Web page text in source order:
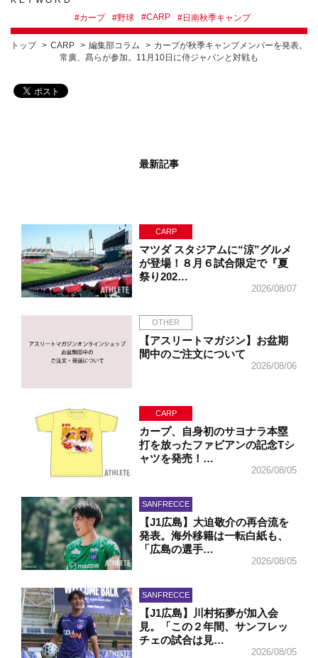
#カープ #野球 #CARP #日南秋季キャンプ
トップ CARP 編集部コラム
カープが秋季キャンプメンバーを発表。
常廣、髙らが参加。11月10日に侍ジャパンと対戦も
最新記事
CARP
マツダ スタジアムに“涼”グルメ
が登場！８月６試合限定で『夏
祭り202…
2026/08/07
OTHER
【アスリートマガジン】お盆期
間中のご注文について
2026/08/06
CARP
カープ、自身初のサヨナラ本塁
打を放ったファビアンの記念Tシ
ャツを発売！…
2026/08/05
SANFRECCE
【J1広島】大迫敬介の再合流を
発表。海外移籍は一転白紙も、
「広島の選手…
2026/08/05
SANFRECCE
【J1広島】川村拓夢が加入会
見。「この２年間、サンフレッ
チェの試合は見…
2026/08/05